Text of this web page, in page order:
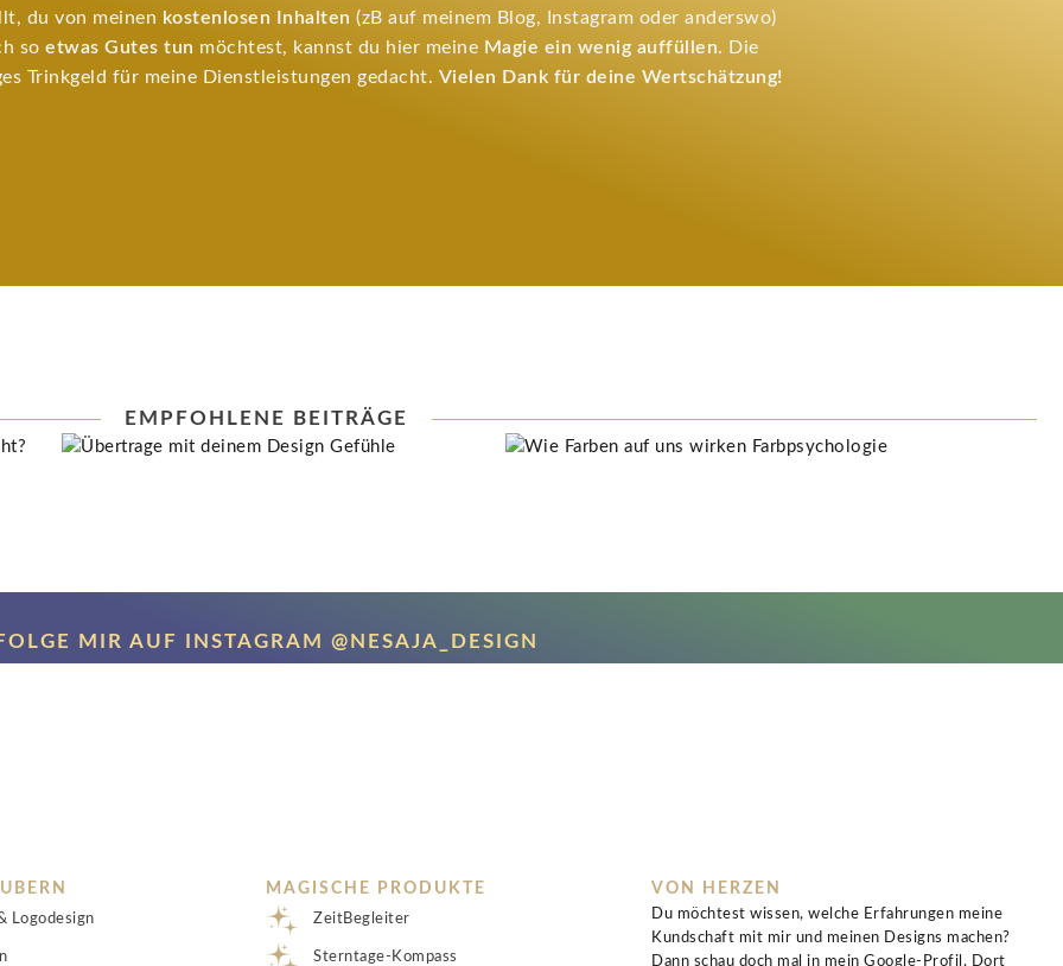
du von meinen kostenlosen Inhalten (zB auf meinem Blog, Instagram oder anderswo)
soetwas Gutes tun möchtest, kannst du hier meine Magie ein wenig auffüllen. Die
Trinkgeld für meine Dienstleistungen gedacht. Vielen Dank für deine Wertschätzung!
EMPFOHLENE BEITRÄGE
MIR AUF INSTAGRAM @NESAJA_DESIGN
Logodesign
MAGISCHE PRODUKTE
ZeitBegleiter
Sterntage-Kompass
VON HERZEN
Du möchtest wissen, welche Erfahrungen meine
Kundschaft mit mir und meinen Designs machen?
Dann schau doch mal in mein Google-Profil. Dort